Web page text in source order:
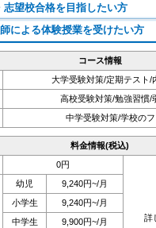
志望校合格を目指したい方
による体験授業を受けたい方
コース情報
大学受験対策/定期テスト/
高校受験対策/勉強習慣/
中学受験対策/学校の
料金情報(税込)
0円
詳
幼児
9,240円~/月
小学生
9,240円~/月
中学生
9,900円~/月